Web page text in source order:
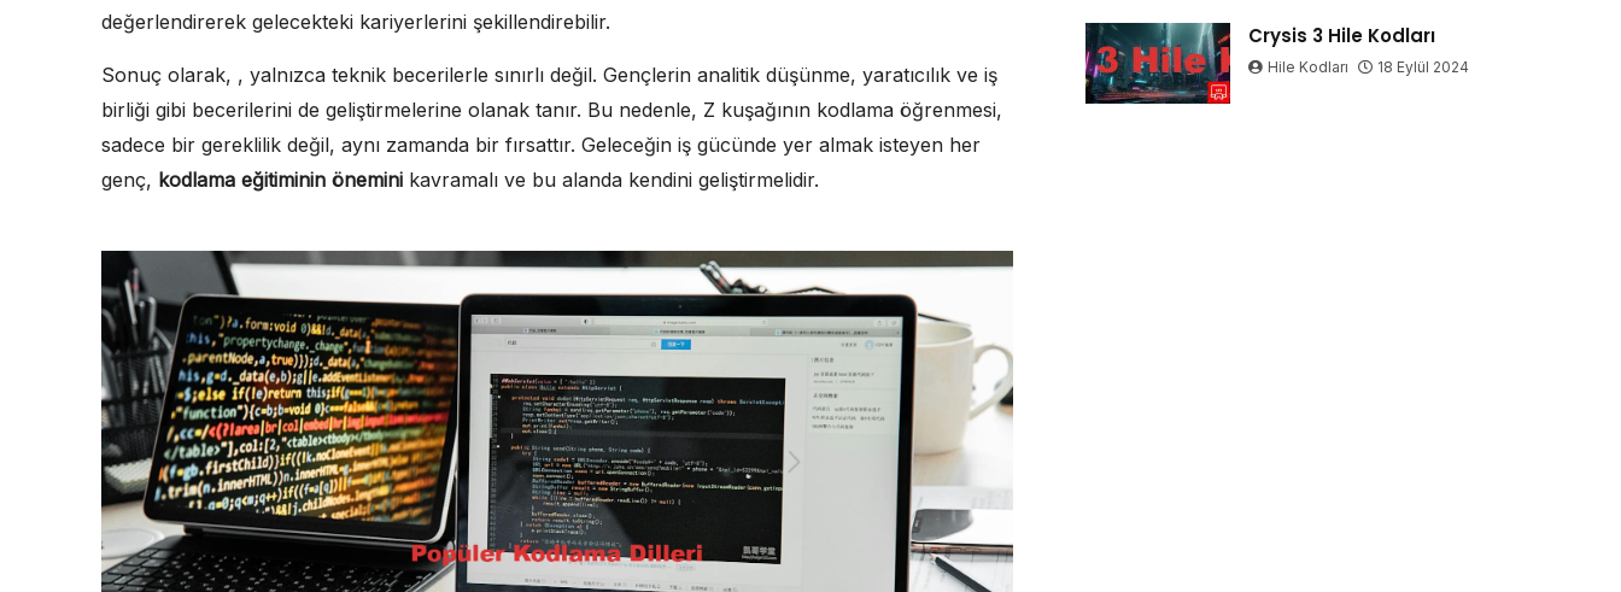
değerlendirerek gelecekteki kariyerlerini şekillendirebilir.
Sonuç olarak, , yalnızca teknik becerilerle sınırlı değil. Gençlerin analitik düşünme, yaratıcılık ve iş
birliği gibi becerilerini de geliştirmelerine olanak tanır. Bu nedenle, Z kuşağının kodlama öğrenmesi,
sadece bir gereklilik değil, aynı zamanda bir fırsattır. Geleceğin iş gücünde yer almak isteyen her
genç, kodlama eğitiminin önemini kavramalı ve bu alanda kendini geliştirmelidir.
Crysis 3 Hile Kodları
Hile Kodları 18 Eylül 2024